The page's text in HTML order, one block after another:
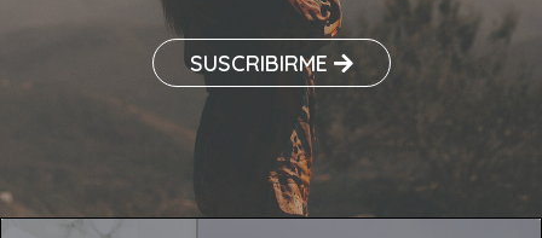
SUSCRIBIRME